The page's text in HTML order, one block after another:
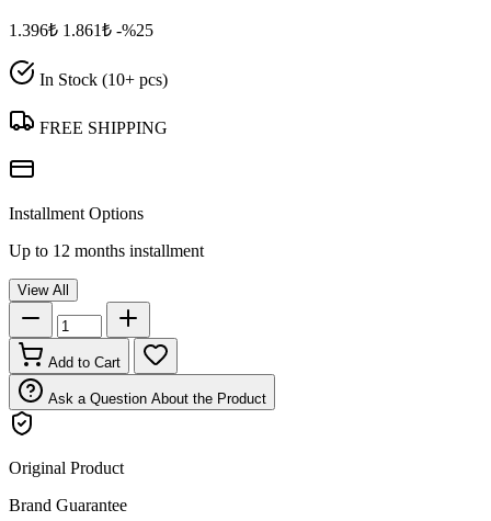
1.396₺ 1.861₺ -%25
In Stock (10+ pcs)
FREE SHIPPING
Installment Options
Up to 12 months installment
View All
Add to Cart
Ask a Question About the Product
Original Product
Brand Guarantee